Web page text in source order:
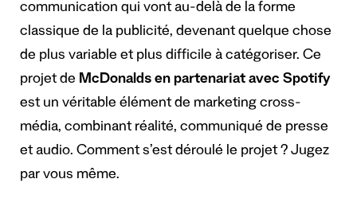
communication qui vont au-delà de la forme
classique de la publicité, devenant quelque chose
de plus variable et plus difficile à catégoriser. Ce
projet de McDonalds en partenariat avec Spotify
est un véritable élément de marketing cross-
média, combinant réalité, communiqué de presse
et audio. Comment s’est déroulé le projet ? Jugez
par vous même.